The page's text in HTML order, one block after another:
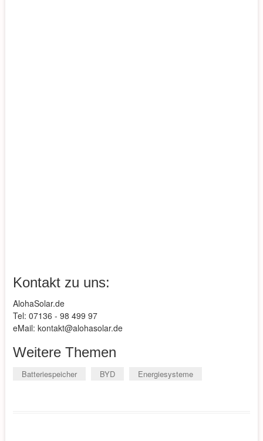
Kontakt zu uns:
AlohaSolar.de
Tel: 07136 - 98 499 97
eMail: kontakt@alohasolar.de
Weitere Themen
Batteriespeicher BYD Energiesysteme